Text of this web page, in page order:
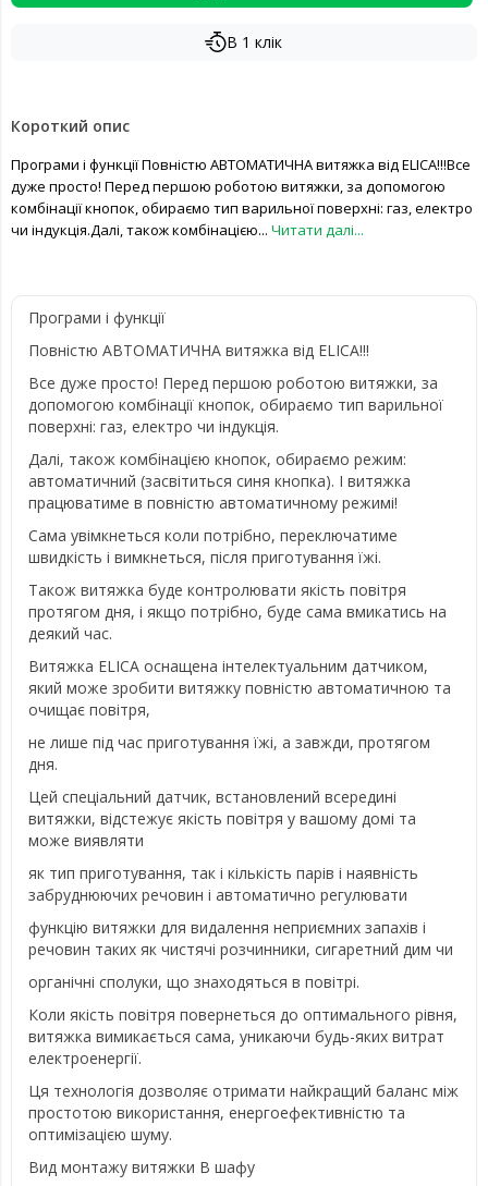
В 1 клік
Короткий опис
Програми і функції Повністю АВТОМАТИЧНА витяжка від ELICA!!!Все
дуже просто! Перед першою роботою витяжки, за допомогою
комбінації кнопок, обираємо тип варильної поверхні: газ, електро
чи індукція.Далі, також комбінацією... Читати далі...
Програми і функції
Повністю АВТОМАТИЧНА витяжка від ELICA!!!
Все дуже просто! Перед першою роботою витяжки, за
допомогою комбінації кнопок, обираємо тип варильної
поверхні: газ, електро чи індукція.
Далі, також комбінацією кнопок, обираємо режим:
автоматичний (засвітиться синя кнопка). І витяжка
працюватиме в повністю автоматичному режимі!
Сама увімкнеться коли потрібно, переключатиме
швидкість і вимкнеться, після приготування їжі.
Також витяжка буде контролювати якість повітря
протягом дня, і якщо потрібно, буде сама вмикатись на
деякий час.
Витяжка ELICA оснащена інтелектуальним датчиком,
який може зробити витяжку повністю автоматичною та
очищає повітря,
не лише під час приготування їжі, а завжди, протягом
дня.
Цей спеціальний датчик, встановлений всередині
витяжки, відстежує якість повітря у вашому домі та
може виявляти
як тип приготування, так і кількість парів і наявність
забруднюючих речовин і автоматично регулювати
функцію витяжки для видалення неприємних запахів і
речовин таких як чистячі розчинники, сигаретний дим чи
органічні сполуки, що знаходяться в повітрі.
Коли якість повітря повернеться до оптимального рівня,
витяжка вимикається сама, уникаючи будь-яких витрат
електроенергії.
Ця технологія дозволяє отримати найкращий баланс між
простотою використання, енергоефективністю та
оптимізацією шуму.
Вид монтажу витяжки В шафу